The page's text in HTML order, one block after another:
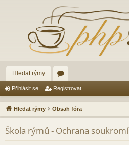
Hledat rýmy
ór
a
Přihlásit se Registrovat
Hledat rýmy Obsah fóra
Škola rýmů - Ochrana soukromí